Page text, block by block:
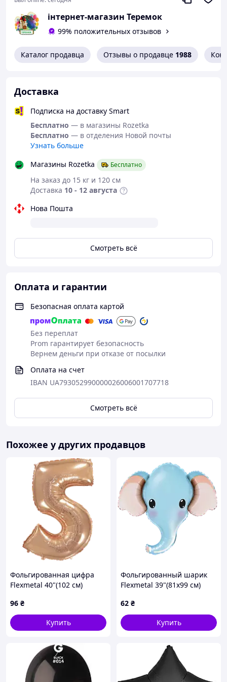
інтернет-магазин Теремок
99% положительных отзывов
Каталог продавца Отзывы о продавце 1988
Доставка
Подписка на доставку Smart
Бесплатно — в магазины Rozetka
Бесплатно — в отделения Новой почты
Узнать больше
Магазины Rozetka
Бесплатно
На заказ до 15 кг и 120 см
Доставка 10 - 12 августа
Нова Пошта
Смотреть всё
Оплата и гарантии
Безопасная оплата картой
Без переплат
Prom гарантирует безопасность
Вернем деньги при отказе от посылки
Оплата на счет
IBAN UA793052990000026006001707718
Смотреть всё
Похожее у других продавцов
Фольгированная цифра
Flexmetal 40"(102 см)
96 ₴
Купить
Фольгированный шарик
Flexmetal 39"(81х99 см)
62 ₴
Купить